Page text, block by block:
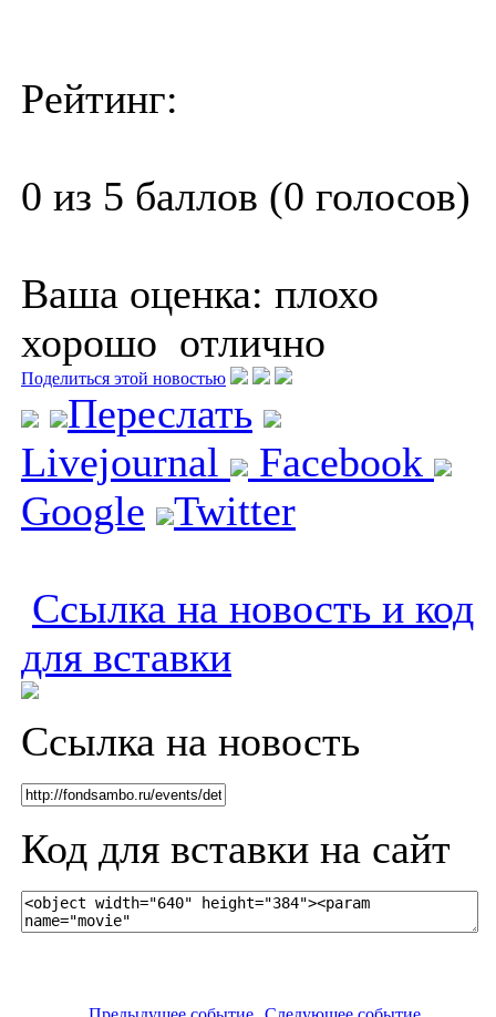
Рейтинг:
0 из 5 баллов (0 голосов)
Ваша оценка: плохо
хорошо отлично
Поделиться этой новостью
Переслать
Livejournal
Facebook
Google
Twitter
Ссылка на новость и код
для вставки
Ссылка на новость
Код для вставки на сайт